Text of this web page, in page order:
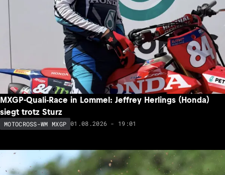
MXGP-Quali-Race in Lommel: Jeffrey Herlings (Honda)
siegt trotz Sturz
MOTOCROSS-WM MXGP 01.08.2026 - 19:01